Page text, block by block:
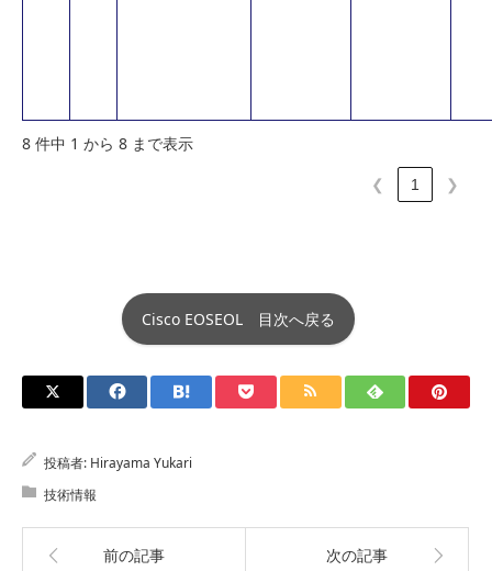
8 件中 1 から 8 まで表示
❮ 1 ❯
Cisco EOSEOL 目次へ戻る
投稿者: Hirayama Yukari
技術情報
前の記事 次の記事